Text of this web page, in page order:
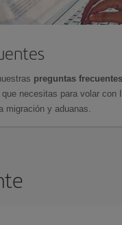
preguntas
necesitas para volar con
migración y aduanas.